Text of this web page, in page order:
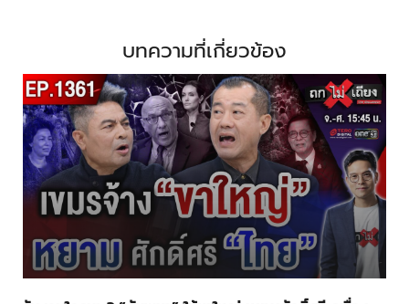
บทความที่เกี่ยวข้อง